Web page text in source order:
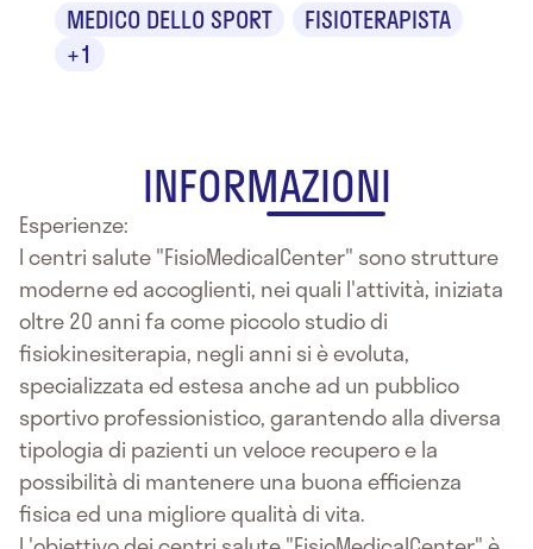
MEDICO DELLO SPORT
FISIOTERAPISTA
+1
INFORMAZIONI
Esperienze:
I centri salute "FisioMedicalCenter" sono strutture
moderne ed accoglienti, nei quali l'attività, iniziata
oltre 20 anni fa come piccolo studio di
fisiokinesiterapia, negli anni si è evoluta,
specializzata ed estesa anche ad un pubblico
sportivo professionistico, garantendo alla diversa
tipologia di pazienti un veloce recupero e la
possibilità di mantenere una buona efficienza
fisica ed una migliore qualità di vita.